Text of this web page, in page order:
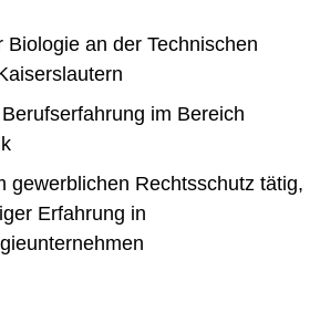
Biologie an der Technischen
im Bereich
gewerblichen Rechtsschutz tätig,
Erfahrung in